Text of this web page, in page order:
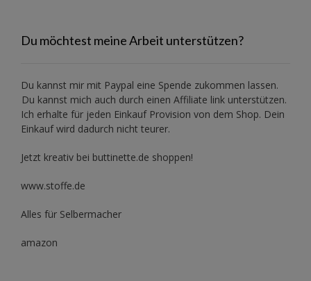
Du möchtest meine Arbeit unterstützen?
Du kannst mir mit Paypal eine Spende zukommen lassen.
Du kannst mich auch durch einen Affiliate link unterstützen.
Ich erhalte für jeden Einkauf Provision von dem Shop. Dein
Einkauf wird dadurch nicht teurer.
Jetzt kreativ bei buttinette.de shoppen!
www.stoffe.de
Alles für Selbermacher
amazon